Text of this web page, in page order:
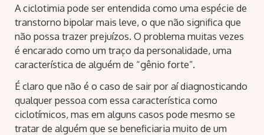
A ciclotimia pode ser entendida como uma espécie de
transtorno bipolar mais leve, o que não significa que
não possa trazer prejuízos. O problema muitas vezes
é encarado como um traço da personalidade, uma
característica de alguém de “gênio forte”.
É claro que não é o caso de sair por aí diagnosticando
qualquer pessoa com essa característica como
ciclotímicos, mas em alguns casos pode mesmo se
tratar de alguém que se beneficiaria muito de um